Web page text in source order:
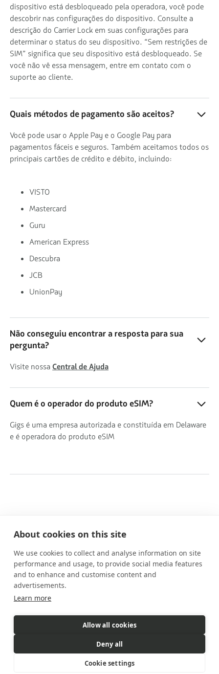
dispositivo está desbloqueado pela operadora, você pode
descobrir nas configurações do dispositivo. Consulte a
descrição do Carrier Lock em suas configurações para
determinar o status do seu dispositivo. “Sem restrições de
SIM” significa que seu dispositivo está desbloqueado. Se
você não vê essa mensagem, entre em contato com o
suporte ao cliente.
Quais métodos de pagamento são aceitos?
Você pode usar o Apple Pay e o Google Pay para
pagamentos fáceis e seguros. Também aceitamos todos os
principais cartões de crédito e débito, incluindo:
VISTO
Mastercard
Guru
American Express
Descubra
JCB
UnionPay
Não conseguiu encontrar a resposta para sua
pergunta?
Visite nossa Central de Ajuda
Quem é o operador do produto eSIM?
Gigs é uma empresa autorizada e constituída em Delaware
e é operadora do produto eSIM
Nossos planos
Benefícios
Como funciona
Contato
eSIM é um produto comercializado pela Gigs. A Gigs é responsável
por todas as vendas, faturamento e atendimento ao cliente.
© 2026 Gigs. All Rights Reserved.
About cookies on this site
We use cookies to collect and analyse information on site
performance and usage, to provide social media features
and to enhance and customise content and
advertisements.
Learn more
Allow all cookies
Deny all
Cookie settings